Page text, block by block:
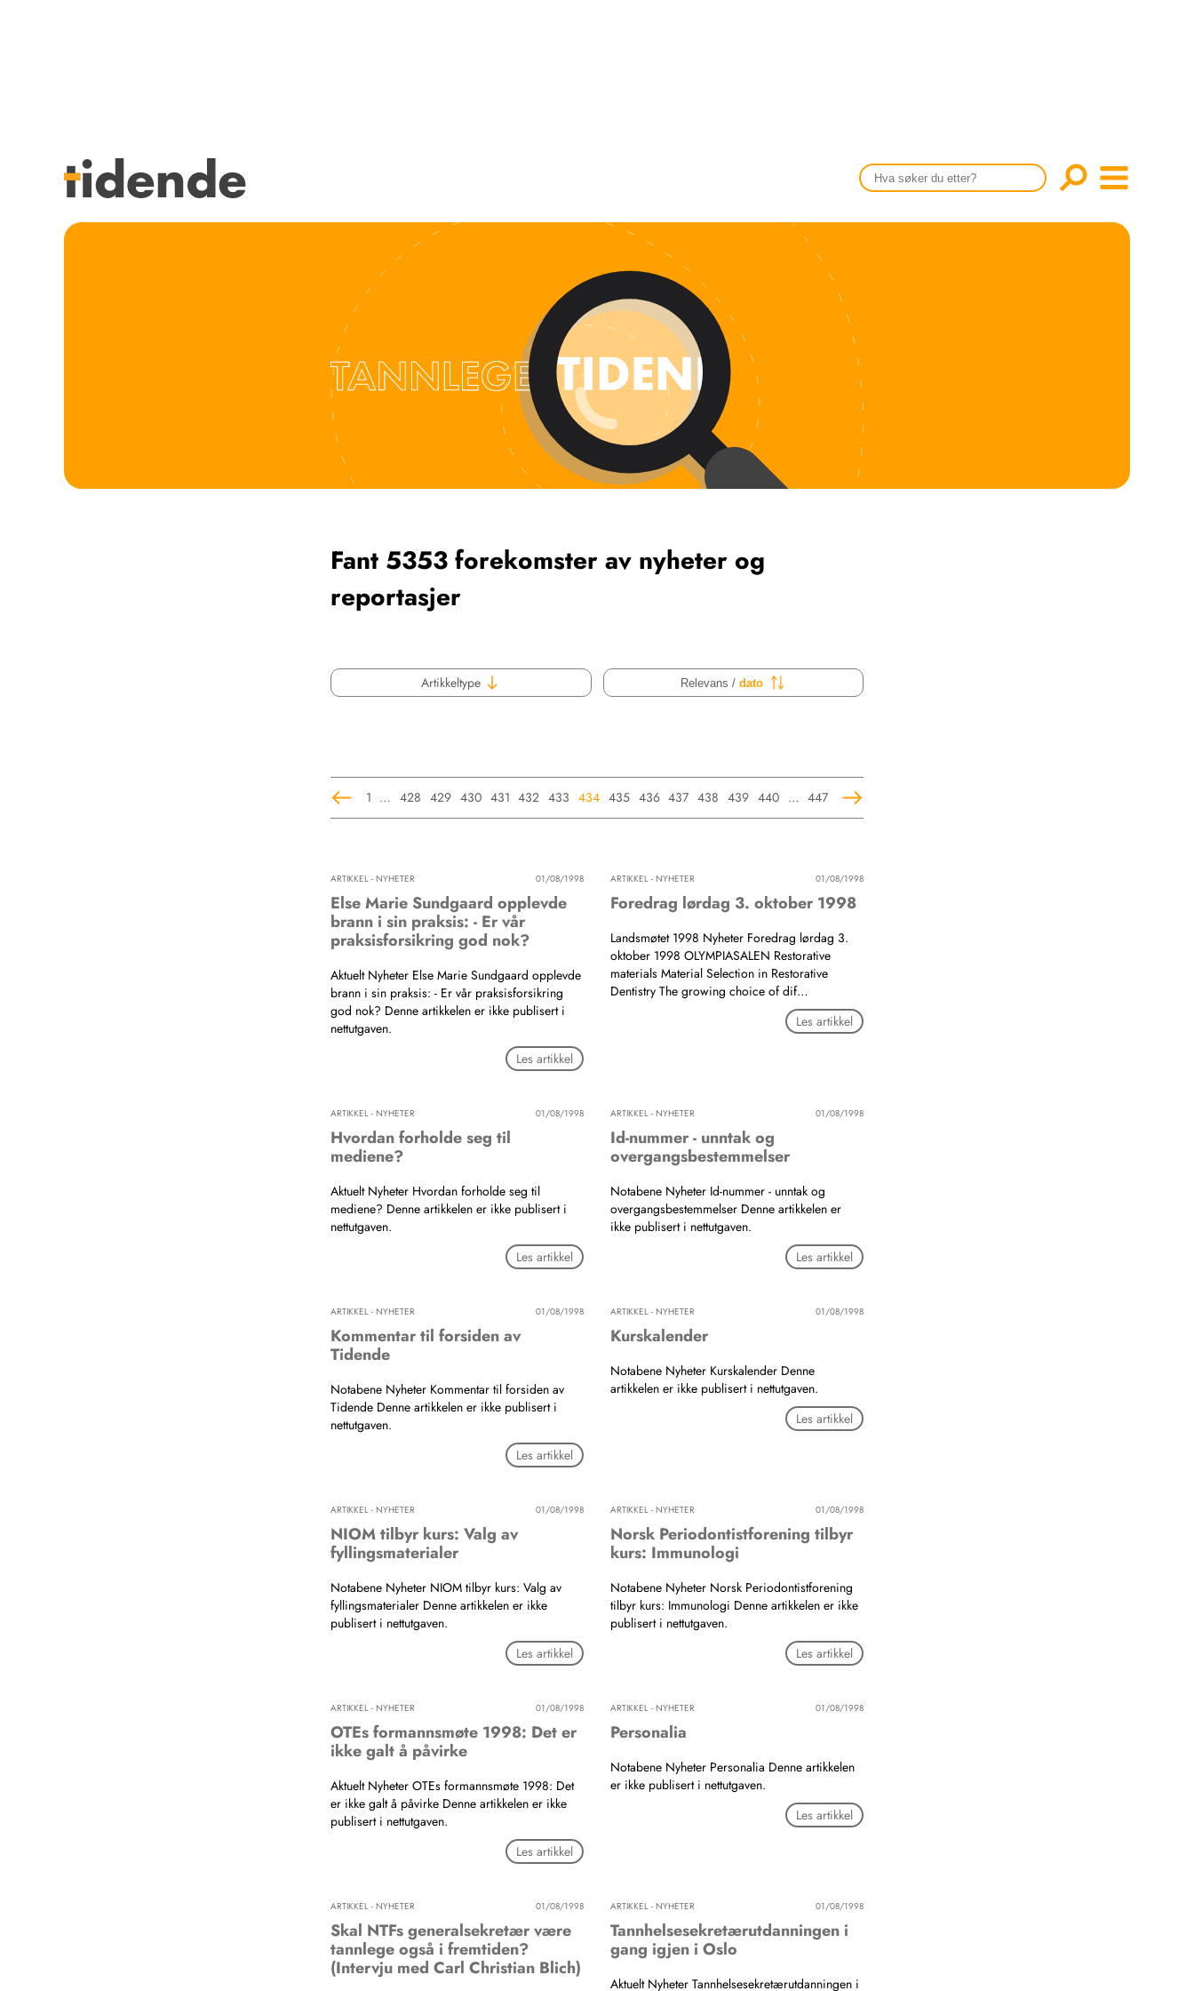
KURSKALENDER
STILLINGER
KJØP & SALG
FOR FORFATTERE
KONTAKT
OM OSS
Fant 5353 forekomster av nyheter og
reportasjer
Artikkeltype Relevans /dato
1 … 428 429 430 431 432 433 434 435 436 437 438 439 440 … 447
ARTIKKEL - NYHETER 01/08/1998
Else Marie Sundgaard opplevde
brann i sin praksis: - Er vår
praksisforsikring god nok?
Aktuelt Nyheter Else Marie Sundgaard opplevde
brann i sin praksis: - Er vår praksisforsikring
god nok? Denne artikkelen er ikke publisert i
nettutgaven.
Les artikkel
ARTIKKEL - NYHETER 01/08/1998
Foredrag lørdag 3. oktober 1998
Landsmøtet 1998 Nyheter Foredrag lørdag 3.
oktober 1998 OLYMPIASALEN Restorative
materials Material Selection in Restorative
Dentistry The growing choice of dif…
Les artikkel
ARTIKKEL - NYHETER 01/08/1998
Hvordan forholde seg til
mediene?
Aktuelt Nyheter Hvordan forholde seg til
mediene? Denne artikkelen er ikke publisert i
nettutgaven.
Les artikkel
ARTIKKEL - NYHETER 01/08/1998
Id-nummer - unntak og
overgangsbestemmelser
Notabene Nyheter Id-nummer - unntak og
overgangsbestemmelser Denne artikkelen er
ikke publisert i nettutgaven.
Les artikkel
ARTIKKEL - NYHETER 01/08/1998
Kommentar til forsiden av
Tidende
Notabene Nyheter Kommentar til forsiden av
Tidende Denne artikkelen er ikke publisert i
nettutgaven.
Les artikkel
ARTIKKEL - NYHETER 01/08/1998
Kurskalender
Notabene Nyheter Kurskalender Denne
artikkelen er ikke publisert i nettutgaven.
Les artikkel
ARTIKKEL - NYHETER 01/08/1998
NIOM tilbyr kurs: Valg av
fyllingsmaterialer
Notabene Nyheter NIOM tilbyr kurs: Valg av
fyllingsmaterialer Denne artikkelen er ikke
publisert i nettutgaven.
Les artikkel
ARTIKKEL - NYHETER 01/08/1998
Norsk Periodontistforening tilbyr
kurs: Immunologi
Notabene Nyheter Norsk Periodontistforening
tilbyr kurs: Immunologi Denne artikkelen er ikke
publisert i nettutgaven.
Les artikkel
ARTIKKEL - NYHETER 01/08/1998
OTEs formannsmøte 1998: Det er
ikke galt å påvirke
Aktuelt Nyheter OTEs formannsmøte 1998: Det
er ikke galt å påvirke Denne artikkelen er ikke
publisert i nettutgaven.
Les artikkel
ARTIKKEL - NYHETER 01/08/1998
Personalia
Notabene Nyheter Personalia Denne artikkelen
er ikke publisert i nettutgaven.
Les artikkel
ARTIKKEL - NYHETER 01/08/1998
Skal NTFs generalsekretær være
tannlege også i fremtiden?
(Intervju med Carl Christian Blich)
ARTIKKEL - NYHETER 01/08/1998
Tannhelsesekretærutdanningen i
gang igjen i Oslo
Aktuelt Nyheter Tannhelsesekretærutdanningen i